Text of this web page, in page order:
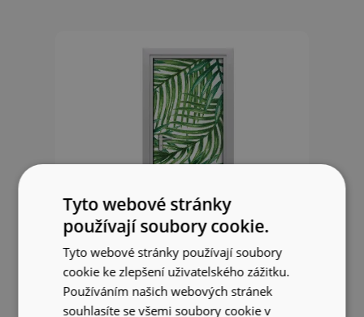
Samolepící tapeta na dveře
Tyto webové stránky
používají soubory cookie.
Tyto webové stránky používají soubory
cookie ke zlepšení uživatelského zážitku.
Používáním našich webových stránek
souhlasíte se všemi soubory cookie v